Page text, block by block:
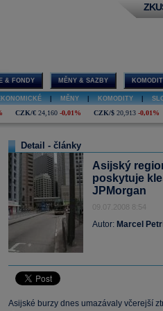
& FONDY MĚNY & SAZBY
MĚNY KOMODITY
CZK/€ 24,160 -0,01% CZK/$ 20,913 -0,01%
Detail - články
Asijský
poskytuje
JPMorgan
09.07.2008 8:54
Autor: Marcel
Asijské burzy dnes umazávaly včerejší